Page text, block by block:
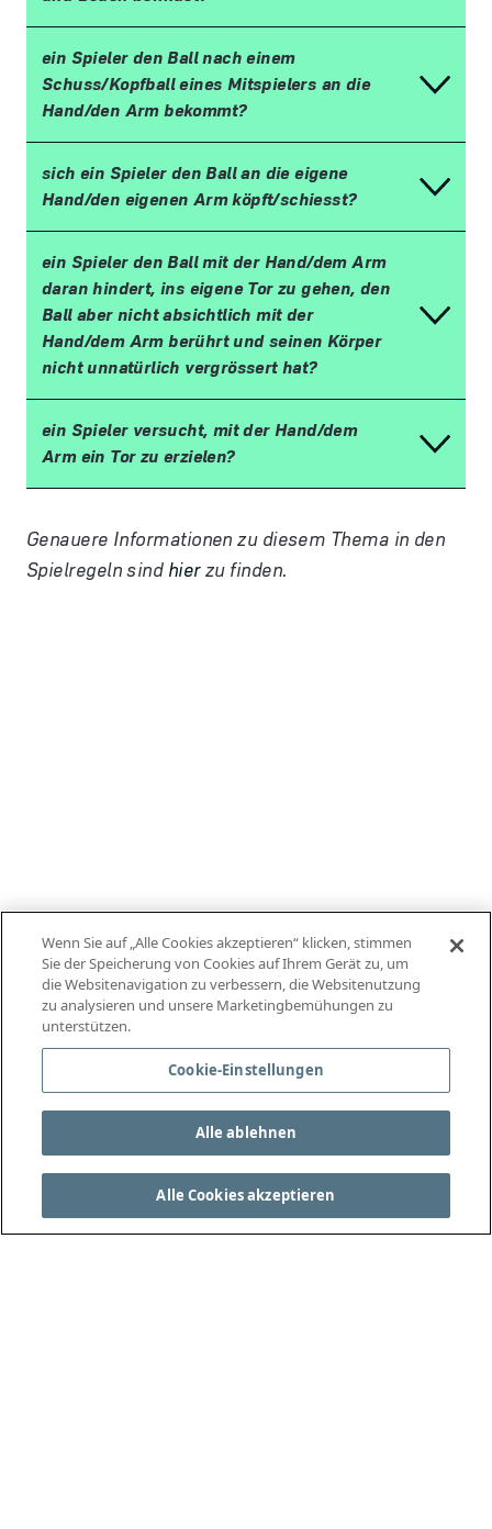
ein Spieler den Ball nach einem
Schuss/Kopfball eines Mitspielers an die
Hand/den Arm bekommt?
sich ein Spieler den Ball an die eigene
Hand/den eigenen Arm köpft/schiesst?
ein Spieler den Ball mit der Hand/dem Arm
daran hindert, ins eigene Tor zu gehen, den
Ball aber nicht absichtlich mit der
Hand/dem Arm berührt und seinen Körper
nicht unnatürlich vergrössert hat?
ein Spieler versucht, mit der Hand/dem
Arm ein Tor zu erzielen?
Genauere Informationen zu diesem Thema in den
Spielregeln sind hierzu finden.
Wenn Sie auf „Alle Cookies akzeptieren“ klicken, stimmen
Sie der Speicherung von Cookies auf Ihrem Gerät zu, um
die Websitenavigation zu verbessern, die Websitenutzung
zu analysieren und unsere Marketingbemühungen zu
unterstützen.
Cookie-Einstellungen
Alle ablehnen
Alle Cookies akzeptieren